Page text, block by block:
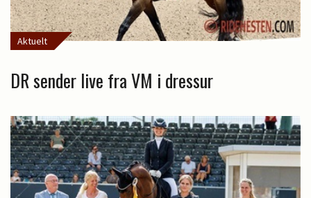
Aktuelt
DR sender live fra VM i dressur